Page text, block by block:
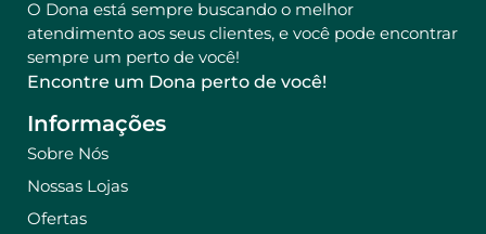
O Dona está sempre buscando o melhor
atendimento aos seus clientes, e você pode encontrar
sempre um perto de você!
Encontre um Dona perto de você!
Informações
Sobre Nós
Nossas Lojas
Ofertas